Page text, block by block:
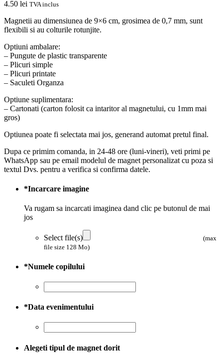
4.50 lei TVA inclus
Magnetii au dimensiunea de 9×6 cm, grosimea de 0,7 mm, sunt
flexibili si au colturile rotunjite.
Optiuni ambalare:
– Pungute de plastic transparente
– Plicuri simple
– Plicuri printate
– Saculeti Organza
Optiune suplimentara:
– Cartonati (carton folosit ca intaritor al magnetului, cu 1mm mai
gros)
Optiunea poate fi selectata mai jos, generand automat pretul final.
Dupa ce primim comanda, in 24-48 ore (luni-vineri), veti primi pe
WhatsApp sau pe email modelul de magnet personalizat cu poza si
textul Dvs. pentru a verifica si confirma datele.
*Incarcare imagine
Va rugam sa incarcati imaginea dand clic pe butonul de mai
jos
Select file(s)
(max
file size 128 Mo)
*Numele copilului
*Data evenimentului
Alegeti tipul de magnet dorit